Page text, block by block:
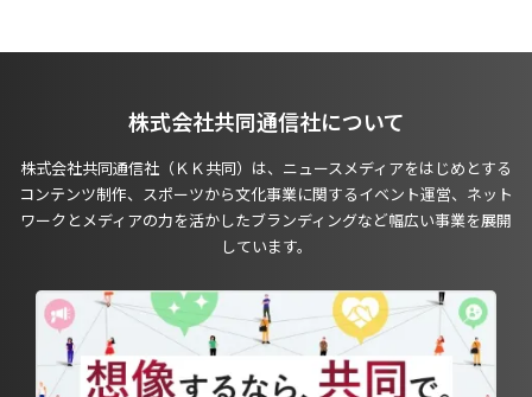
株式会社共同通信社について
株式会社共同通信社（ＫＫ共同）は、ニュースメディアをはじめとする
コンテンツ制作、スポーツから文化事業に関するイベント運営、ネット
ワークとメディアの力を活かしたブランディングなど幅広い事業を展開
しています。